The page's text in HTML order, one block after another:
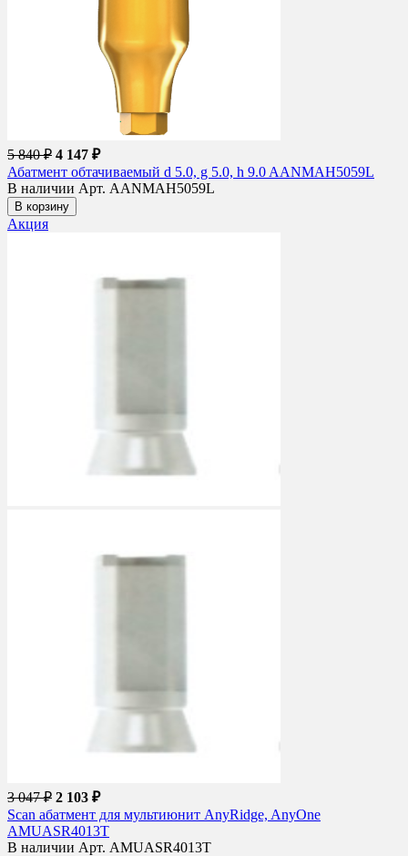
5 840 ₽ 4 147 ₽
Абатмент обтачиваемый d 5.0, g 5.0, h 9.0 AANMAH5059L
В наличии Арт. AANMAH5059L
В корзину
Акция
3 047 ₽ 2 103 ₽
Scan абатмент для мультиюнит AnyRidge, AnyOne
AMUASR4013T
В наличии Арт. AMUASR4013T